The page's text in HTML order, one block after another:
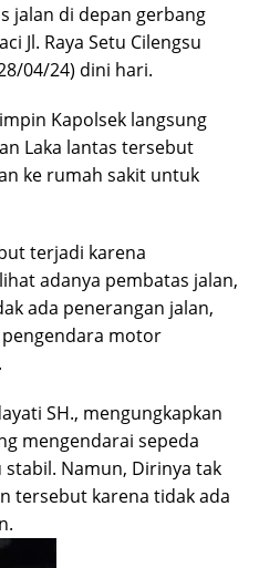
jalan di depan gerbang
Jl. Raya Setu Cilengsu
04/24) dini hari.
Kapolsek langsung
Laka lantas tersebut
ke rumah sakit untuk
terjadi karena
adanya pembatas jalan,
ada penerangan jalan,
motor
SH., mengungkapkan
mengendarai sepeda
Namun, Dirinya tak
tersebut karena tidak ada